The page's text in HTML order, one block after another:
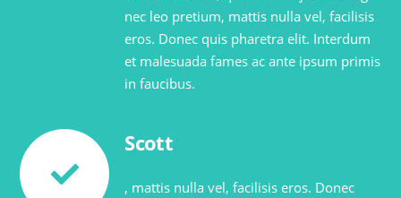
nec leo pretium, mattis nulla vel, facilisis
eros. Donec quis pharetra elit. Interdum
et malesuada fames ac ante ipsum primis
in faucibus.
Scott
, mattis nulla vel, facilisis eros. Donec